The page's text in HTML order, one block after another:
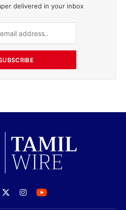
delivered in your inbox
X
(Twitter)
Instagram